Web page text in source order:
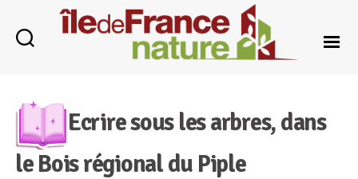
France
Nature
Ecrire sous les arbres, dans
le Bois régional du Piple